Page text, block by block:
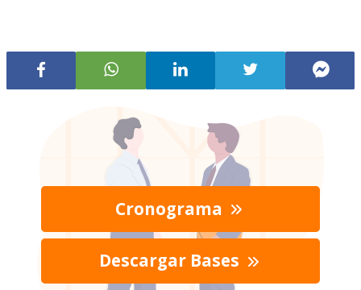
Cronograma
Descargar Bases